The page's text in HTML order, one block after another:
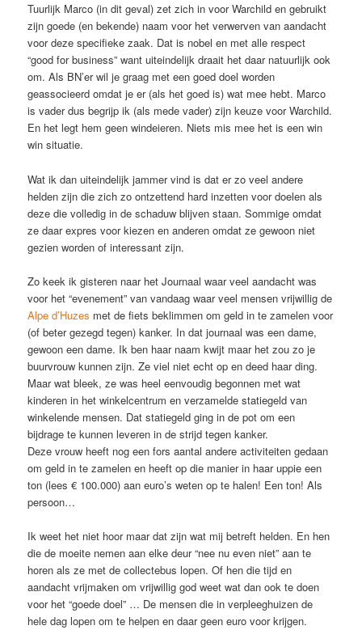
Tuurlijk Marco (in dit geval) zet zich in voor Warchild en gebruikt
zijn goede (en bekende) naam voor het verwerven van aandacht
voor deze specifieke zaak. Dat is nobel en met alle respect
“good for business” want uiteindelijk draait het daar natuurlijk ook
om. Als BN’er wil je graag met een goed doel worden
geassocieerd omdat je er (als het goed is) wat mee hebt. Marco
is vader dus begrijp ik (als mede vader) zijn keuze voor Warchild.
En het legt hem geen windeieren. Niets mis mee het is een win
win situatie.
Wat ik dan uiteindelijk jammer vind is dat er zo veel andere
helden zijn die zich zo ontzettend hard inzetten voor doelen als
deze die volledig in de schaduw blijven staan. Sommige omdat
ze daar expres voor kiezen en anderen omdat ze gewoon niet
gezien worden of interessant zijn.
Zo keek ik gisteren naar het Journaal waar veel aandacht was
voor het “evenement” van vandaag waar veel mensen vrijwillig de
Alpe d’Huzes met de fiets beklimmen om geld in te zamelen voor
(of beter gezegd tegen) kanker. In dat journaal was een dame,
gewoon een dame. Ik ben haar naam kwijt maar het zou zo je
buurvrouw kunnen zijn. Ze viel niet echt op en deed haar ding.
Maar wat bleek, ze was heel eenvoudig begonnen met wat
kinderen in het winkelcentrum en verzamelde statiegeld van
winkelende mensen. Dat statiegeld ging in de pot om een
bijdrage te kunnen leveren in de strijd tegen kanker.
Deze vrouw heeft nog een fors aantal andere activiteiten gedaan
om geld in te zamelen en heeft op die manier in haar uppie een
ton (lees € 100.000) aan euro’s weten op te halen! Een ton! Als
persoon…
Ik weet het niet hoor maar dat zijn wat mij betreft helden. En hen
die de moeite nemen aan elke deur “nee nu even niet” aan te
horen als ze met de collectebus lopen. Of hen die tijd en
aandacht vrijmaken om vrijwillig god weet wat dan ook te doen
voor het “goede doel” … De mensen die in verpleeghuizen de
hele dag lopen om te helpen en daar geen euro voor krijgen.